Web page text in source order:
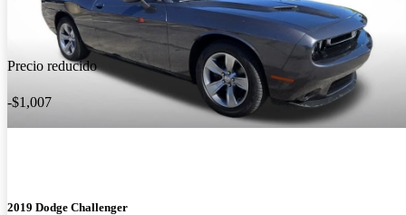
Precio reducido
-$1,007
2019 Dodge Challenger